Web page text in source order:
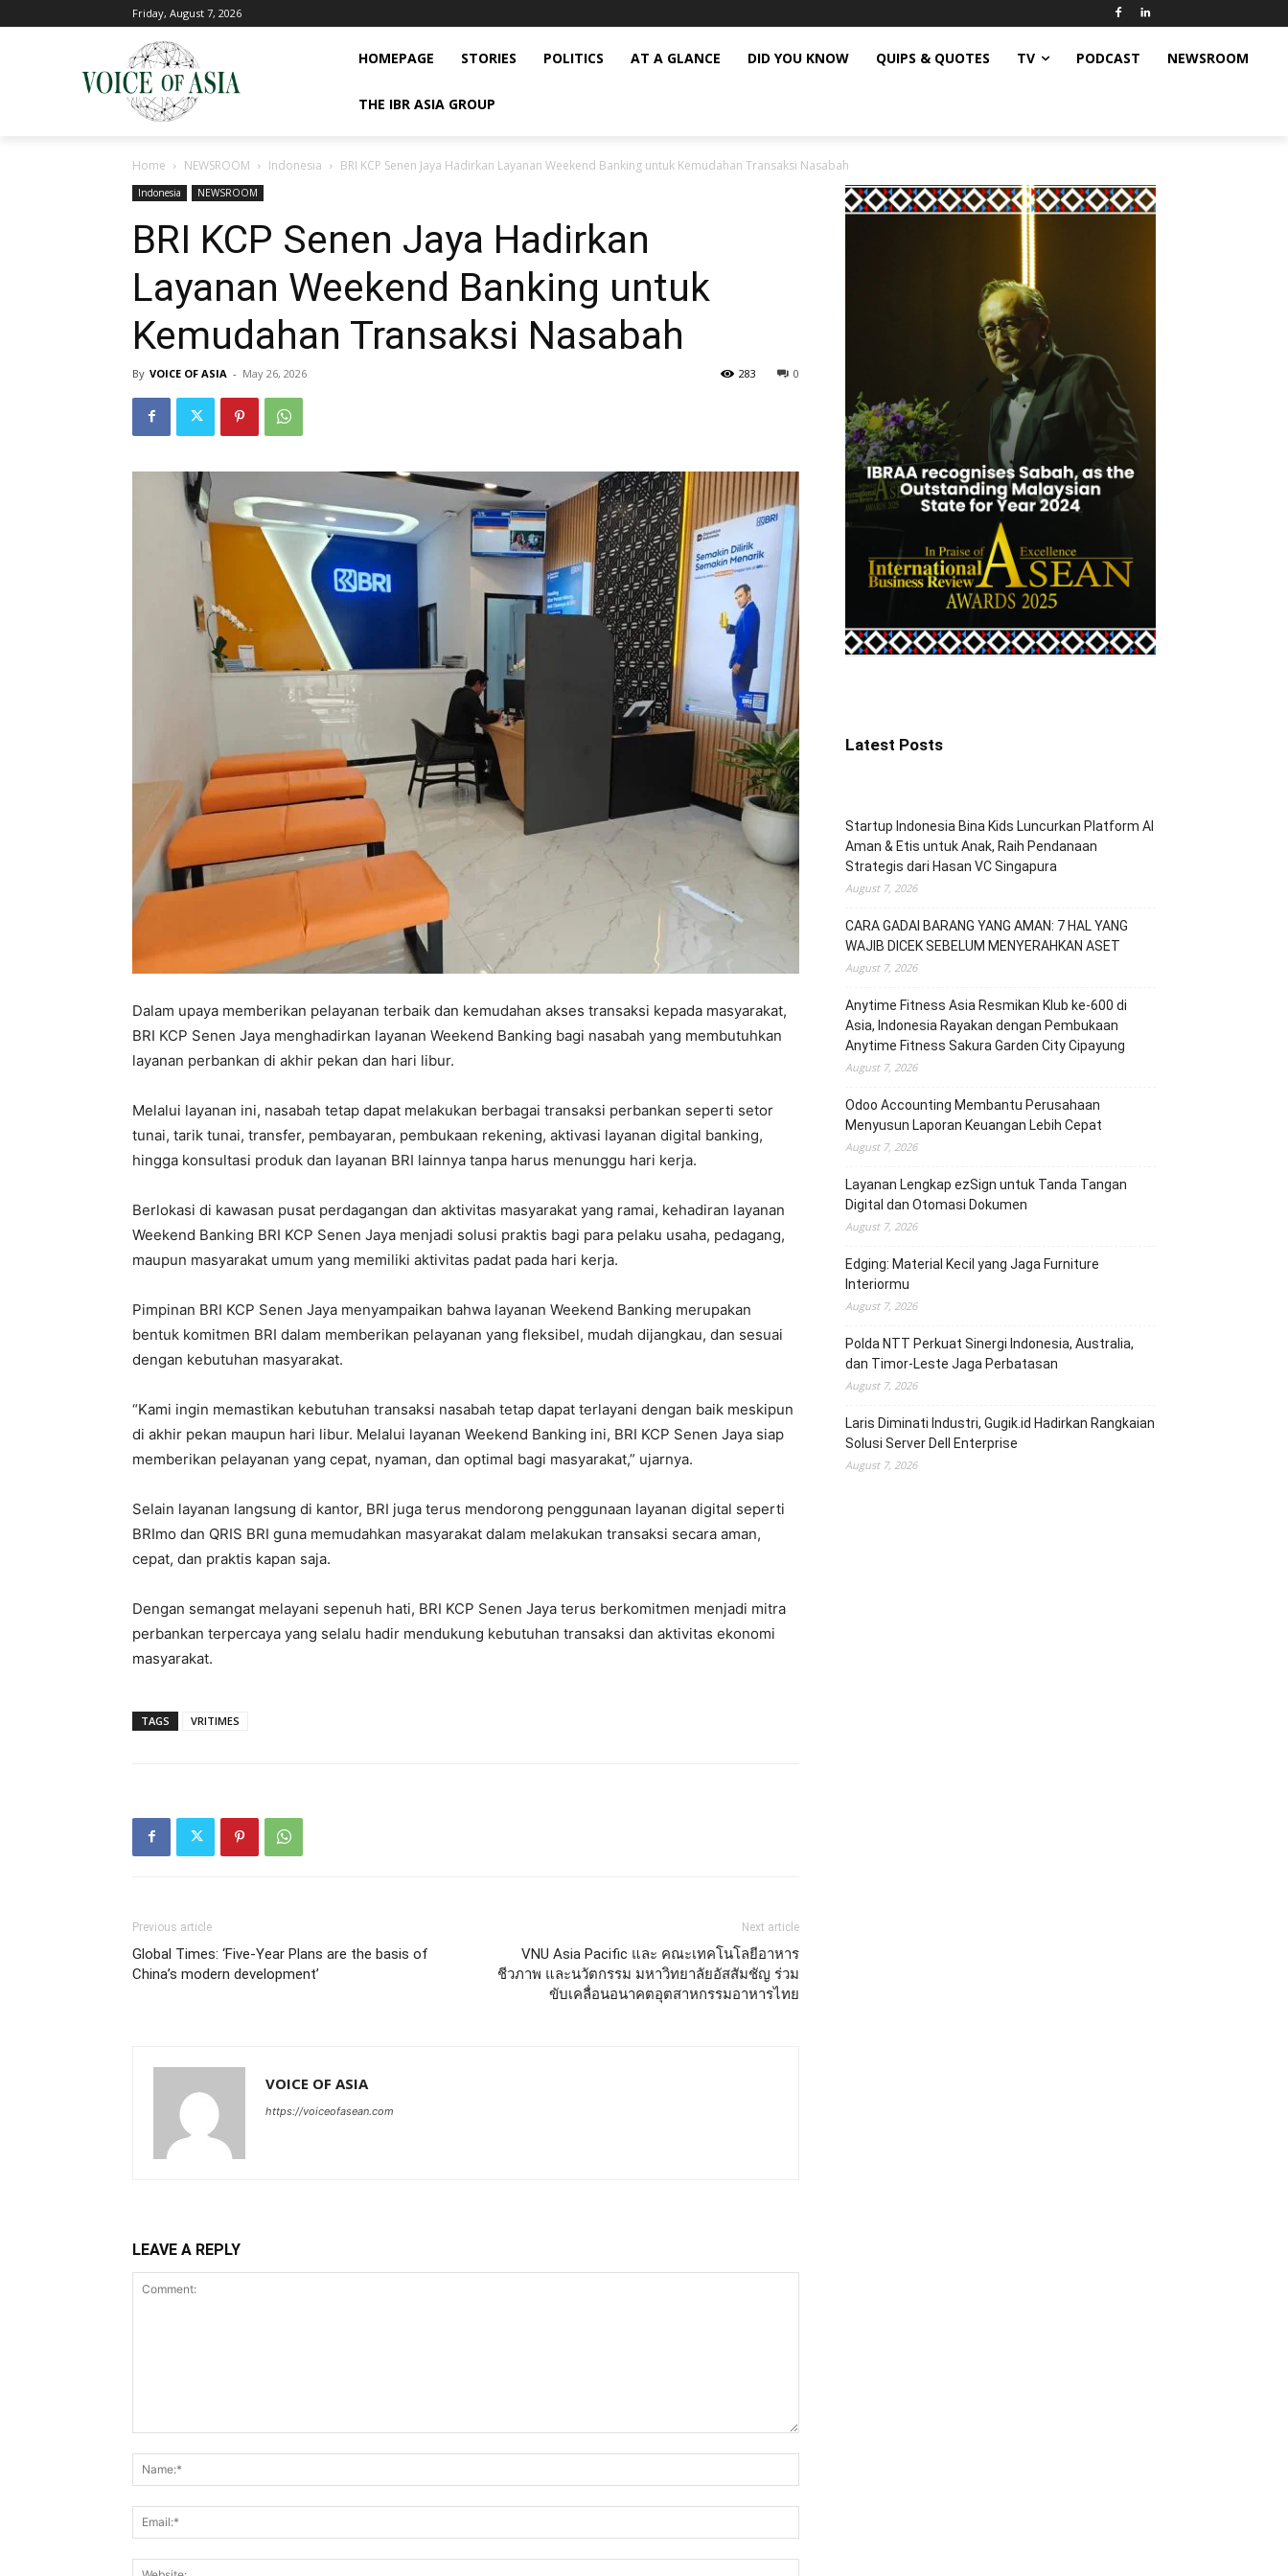
Friday, August 7, 2026
HOMEPAGE STORIES POLITICS AT A GLANCE DID YOU KNOW QUIPS & QUOTES TV PODCAST NEWSROOM
THE IBR ASIA GROUP
Home NEWSROOM Indonesia BRI KCP Senen Jaya Hadirkan Layanan Weekend Banking untuk Kemudahan Transaksi Nasabah
Indonesia NEWSROOM
BRI KCP Senen Jaya Hadirkan
Layanan Weekend Banking untuk
Kemudahan Transaksi Nasabah
By VOICE OF ASIA - May 26, 2026 0
283
Dalam upaya memberikan pelayanan terbaik dan kemudahan akses transaksi kepada masyarakat,
BRI KCP Senen Jaya menghadirkan layanan Weekend Banking bagi nasabah yang membutuhkan
layanan perbankan di akhir pekan dan hari libur.
Melalui layanan ini, nasabah tetap dapat melakukan berbagai transaksi perbankan seperti setor
tunai, tarik tunai, transfer, pembayaran, pembukaan rekening, aktivasi layanan digital banking,
hingga konsultasi produk dan layanan BRI lainnya tanpa harus menunggu hari kerja.
Berlokasi di kawasan pusat perdagangan dan aktivitas masyarakat yang ramai, kehadiran layanan
Weekend Banking BRI KCP Senen Jaya menjadi solusi praktis bagi para pelaku usaha, pedagang,
maupun masyarakat umum yang memiliki aktivitas padat pada hari kerja.
Pimpinan BRI KCP Senen Jaya menyampaikan bahwa layanan Weekend Banking merupakan
bentuk komitmen BRI dalam memberikan pelayanan yang fleksibel, mudah dijangkau, dan sesuai
dengan kebutuhan masyarakat.
“Kami ingin memastikan kebutuhan transaksi nasabah tetap dapat terlayani dengan baik meskipun
di akhir pekan maupun hari libur. Melalui layanan Weekend Banking ini, BRI KCP Senen Jaya siap
memberikan pelayanan yang cepat, nyaman, dan optimal bagi masyarakat,” ujarnya.
Selain layanan langsung di kantor, BRI juga terus mendorong penggunaan layanan digital seperti
BRImo dan QRIS BRI guna memudahkan masyarakat dalam melakukan transaksi secara aman,
cepat, dan praktis kapan saja.
Dengan semangat melayani sepenuh hati, BRI KCP Senen Jaya terus berkomitmen menjadi mitra
perbankan terpercaya yang selalu hadir mendukung kebutuhan transaksi dan aktivitas ekonomi
masyarakat.
TAGS VRITIMES
Previous article
Global Times: ‘Five-Year Plans are the basis of
China’s modern development’
Next article
VNU Asia Pacific และ คณะเทคโนโลยีอาหาร
ชีวภาพ และนวัตกรรม มหาวิทยาลัยอัสสัมชัญ ร่วม
ขับเคลื่อนอนาคตอุตสาหกรรมอาหารไทย
VOICE OF ASIA
https://voiceofasean.com
LEAVE A REPLY
Latest Posts
Startup Indonesia Bina Kids Luncurkan Platform AI
Aman & Etis untuk Anak, Raih Pendanaan
Strategis dari Hasan VC Singapura
August 7, 2026
CARA GADAI BARANG YANG AMAN: 7 HAL YANG
WAJIB DICEK SEBELUM MENYERAHKAN ASET
August 7, 2026
Anytime Fitness Asia Resmikan Klub ke-600 di
Asia, Indonesia Rayakan dengan Pembukaan
Anytime Fitness Sakura Garden City Cipayung
August 7, 2026
Odoo Accounting Membantu Perusahaan
Menyusun Laporan Keuangan Lebih Cepat
August 7, 2026
Layanan Lengkap ezSign untuk Tanda Tangan
Digital dan Otomasi Dokumen
August 7, 2026
Edging: Material Kecil yang Jaga Furniture
Interiormu
August 7, 2026
Polda NTT Perkuat Sinergi Indonesia, Australia,
dan Timor-Leste Jaga Perbatasan
August 7, 2026
Laris Diminati Industri, Gugik.id Hadirkan Rangkaian
Solusi Server Dell Enterprise
August 7, 2026